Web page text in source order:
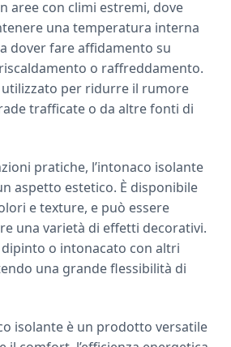
aree con climi estremi, dove
una temperatura interna
dover fare affidamento su
o raffreddamento.
utilizzato per ridurre il rumore
trafficate o da altre fonti di
pratiche, l’intonaco isolante
aspetto estetico. È disponibile
e texture, e può essere
una varietà di effetti decorativi.
dipinto o intonacato con altri
una grande flessibilità di
isolante è un prodotto versatile